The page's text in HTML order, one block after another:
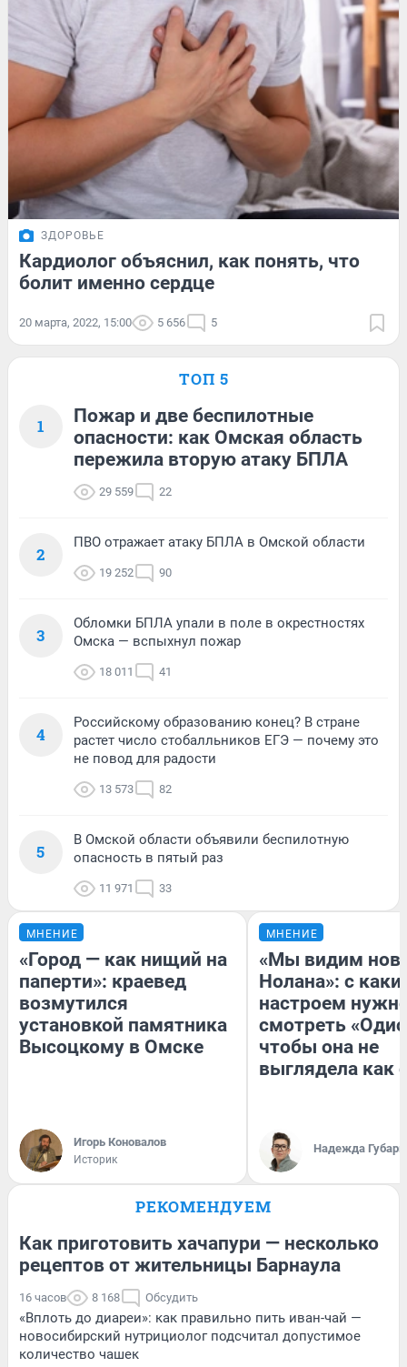
ЗДОРОВЬЕ
Кардиолог объяснил, как понять, что
болит именно сердце
20 марта, 2022, 15:00 5 656 5
ТОП 5
1
Пожар и две беспилотные
опасности: как Омская область
пережила вторую атаку БПЛА
29 559 22
2
ПВО отражает атаку БПЛА в Омской области
19 252 90
3
Обломки БПЛА упали в поле в окрестностях
Омска — вспыхнул пожар
18 011 41
4
Российскому образованию конец? В стране
растет число стобалльников ЕГЭ — почему это
не повод для радости
13 573 82
5
В Омской области объявили беспилотную
опасность в пятый раз
11 971 33
МНЕНИЕ
«Город — как нищий на
паперти»: краевед
возмутился
установкой памятника
Высоцкому в Омске
Игорь Коновалов
Историк
МНЕНИЕ
«Мы видим
Нолана»: с
настроем
смотреть
чтобы она не
выглядела как
Надежда Губарь
РЕКОМЕНДУЕМ
Как приготовить хачапури — несколько
рецептов от жительницы Барнаула
16 часов 8 168 Обсудить
«Вплоть до диареи»: как правильно пить иван-чай —
новосибирский нутрициолог подсчитал допустимое
количество чашек